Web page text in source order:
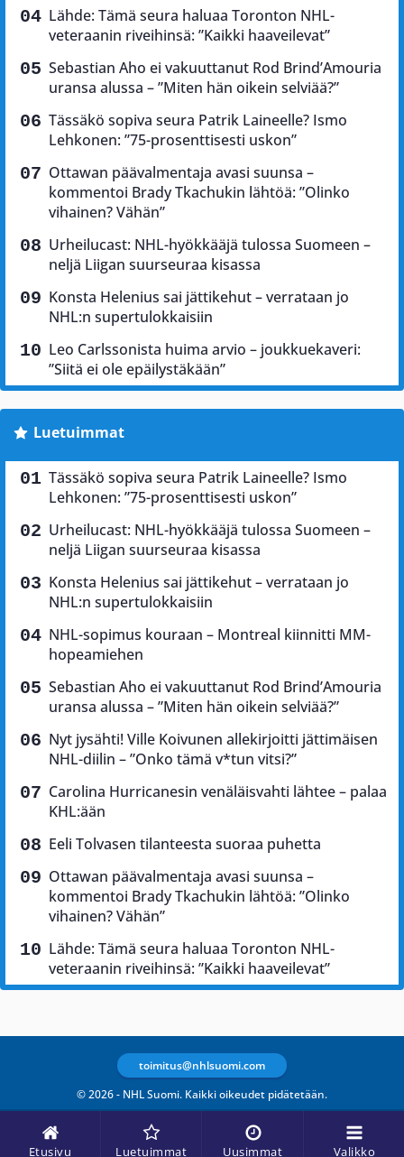
Etusivu Luetuimmat Uusimmat Valikko
Lähde: Tämä seura haluaa Toronton NHL-
veteraanin riveihinsä: ”Kaikki haaveilevat”
Sebastian Aho ei vakuuttanut Rod Brind’Amouria
uransa alussa – ”Miten hän oikein selviää?”
Tässäkö sopiva seura Patrik Laineelle? Ismo
Lehkonen: ”75-prosenttisesti uskon”
Ottawan päävalmentaja avasi suunsa –
kommentoi Brady Tkachukin lähtöä: ”Olinko
vihainen? Vähän”
Urheilucast: NHL-hyökkääjä tulossa Suomeen –
neljä Liigan suurseuraa kisassa
Konsta Helenius sai jättikehut – verrataan jo
NHL:n supertulokkaisiin
Leo Carlssonista huima arvio – joukkuekaveri:
”Siitä ei ole epäilystäkään”
Luetuimmat
Tässäkö sopiva seura Patrik Laineelle? Ismo
Lehkonen: ”75-prosenttisesti uskon”
Urheilucast: NHL-hyökkääjä tulossa Suomeen –
neljä Liigan suurseuraa kisassa
Konsta Helenius sai jättikehut – verrataan jo
NHL:n supertulokkaisiin
NHL-sopimus kouraan – Montreal kiinnitti MM-
hopeamiehen
Sebastian Aho ei vakuuttanut Rod Brind’Amouria
uransa alussa – ”Miten hän oikein selviää?”
Nyt jysähti! Ville Koivunen allekirjoitti jättimäisen
NHL-diilin – ”Onko tämä v*tun vitsi?”
Carolina Hurricanesin venäläisvahti lähtee – palaa
KHL:ään
Eeli Tolvasen tilanteesta suoraa puhetta
Ottawan päävalmentaja avasi suunsa –
kommentoi Brady Tkachukin lähtöä: ”Olinko
vihainen? Vähän”
Lähde: Tämä seura haluaa Toronton NHL-
veteraanin riveihinsä: ”Kaikki haaveilevat”
© 2026 - NHL Suomi. Kaikki oikeudet pidätetään.
toimitus@nhlsuomi.com